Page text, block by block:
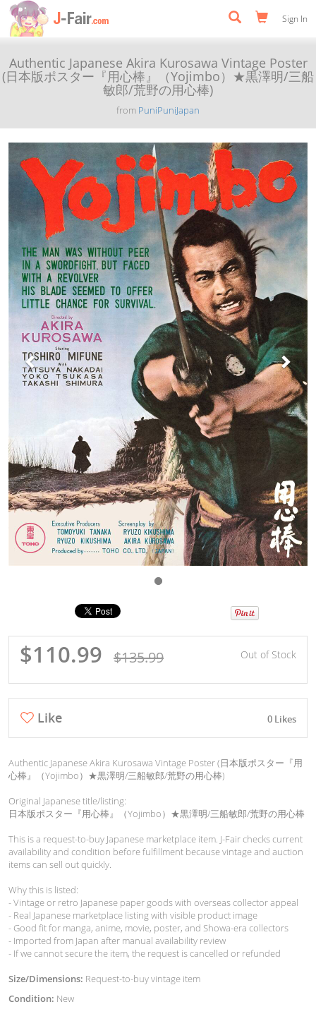
Sign In
Authentic Japanese Akira Kurosawa Vintage Poster
(日本版ポスター『用心棒』（Yojimbo）★黒澤明/三船
敏郎/荒野の用心棒)
from PuniPuniJapan
Previous Next
$110.99 $135.99 Out of Stock
Like 0 Likes
Authentic Japanese Akira Kurosawa Vintage Poster (日本版ポスター『用
心棒』（Yojimbo）★黒澤明/三船敏郎/荒野の用心棒)
Original Japanese title/listing:
日本版ポスター『用心棒』（Yojimbo）★黒澤明/三船敏郎/荒野の用心棒
This is a request-to-buy Japanese marketplace item. J-Fair checks current
availability and condition before fulfillment because vintage and auction
items can sell out quickly.
Why this is listed:
- Vintage or retro Japanese paper goods with overseas collector appeal
- Real Japanese marketplace listing with visible product image
- Good fit for manga, anime, movie, poster, and Showa-era collectors
- Imported from Japan after manual availability review
- If we cannot secure the item, the request is cancelled or refunded
Size/Dimensions: Request-to-buy vintage item
Condition: New